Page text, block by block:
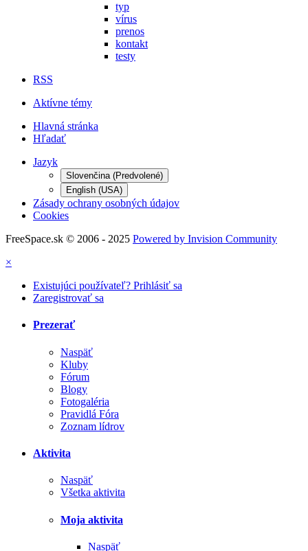
typ
vírus
prenos
kontakt
testy
RSS
Aktívne témy
Hlavná stránka
Hľadať
Jazyk
Slovenčina (Predvolené)
English (USA)
Zásady ochrany osobných údajov
Cookies
FreeSpace.sk © 2006 - 2025 Powered by Invision Community
×
Existujúci používateľ? Prihlásiť sa
Zaregistrovať sa
Prezerať
Naspäť
Kluby
Fórum
Blogy
Fotogaléria
Pravidlá Fóra
Zoznam lídrov
Aktivita
Naspäť
Všetka aktivita
Moja aktivita
Naspäť